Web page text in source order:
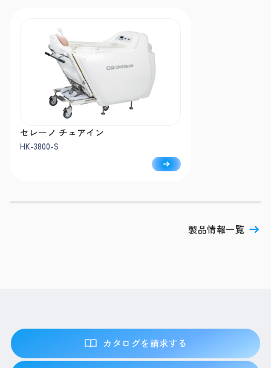
セレーノ チェアイン
HK-3800-S
製品情報一覧
カタログを請求する